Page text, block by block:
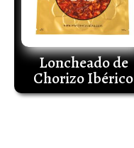
Loncheado de
Chorizo Ibérico